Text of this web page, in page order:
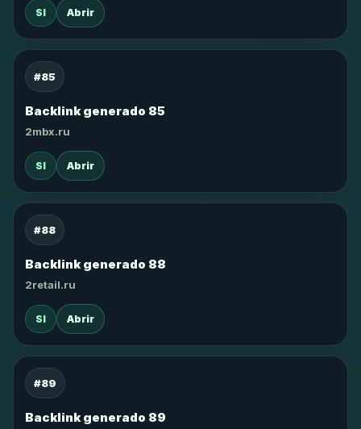
SI Abrir
#85
Backlink generado 85
2mbx.ru
SI Abrir
#88
Backlink generado 88
2retail.ru
SI Abrir
#89
Backlink generado 89